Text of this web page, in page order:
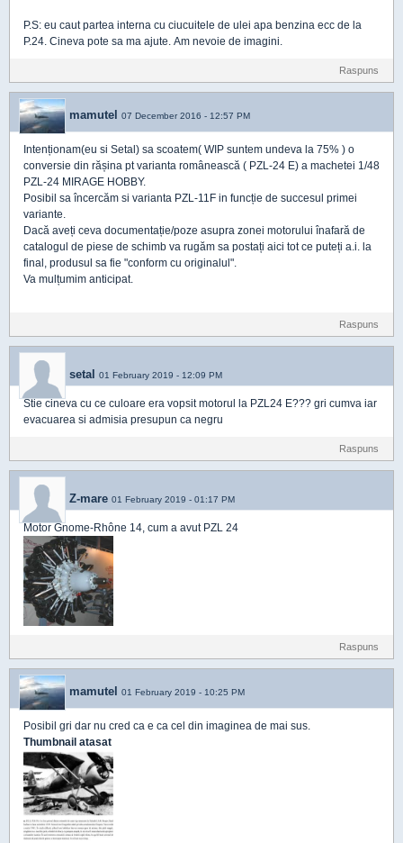
P.S: eu caut partea interna cu ciucuitele de ulei apa benzina ecc de la
P.24. Cineva pote sa ma ajute. Am nevoie de imagini.
Raspuns
mamutel 07 December 2016 - 12:57 PM
Intenționam(eu si Setal) sa scoatem( WIP suntem undeva la 75% ) o
conversie din rășina pt varianta românească ( PZL-24 E) a machetei 1/48
PZL-24 MIRAGE HOBBY.
Posibil sa încercăm si varianta PZL-11F in funcție de succesul primei
variante.
Dacă aveți ceva documentație/poze asupra zonei motorului înafară de
catalogul de piese de schimb va rugăm sa postați aici tot ce puteți a.i. la
final, produsul sa fie "conform cu originalul".
Va mulțumim anticipat.
Raspuns
setal 01 February 2019 - 12:09 PM
Stie cineva cu ce culoare era vopsit motorul la PZL24 E??? gri cumva iar
evacuarea si admisia presupun ca negru
Raspuns
Z-mare 01 February 2019 - 01:17 PM
Motor Gnome-Rhône 14, cum a avut PZL 24
Raspuns
mamutel 01 February 2019 - 10:25 PM
Posibil gri dar nu cred ca e ca cel din imaginea de mai sus.
Thumbnail atasat